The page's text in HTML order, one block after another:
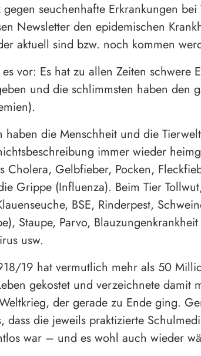
seuchenhafte Erkrankungen bei
Newsletter den epidemischen
aktuell sind bzw. noch kommen
vor: Es hat zu allen Zeiten schwere
und die schlimmsten haben den
haben die Menschheit und die
immer wieder
Cholera, Gelbfieber, Pocken,
Grippe (Influenza). Beim Tier
BSE, Rinderpest,
Staupe, Parvo, Blauzungenkrankheit
usw.
19 hat vermutlich mehr als 50
gekostet und verzeichnete damit
der gerade zu Ende ging.
dass die jeweils praktizierte
war – und es wohl auch wieder